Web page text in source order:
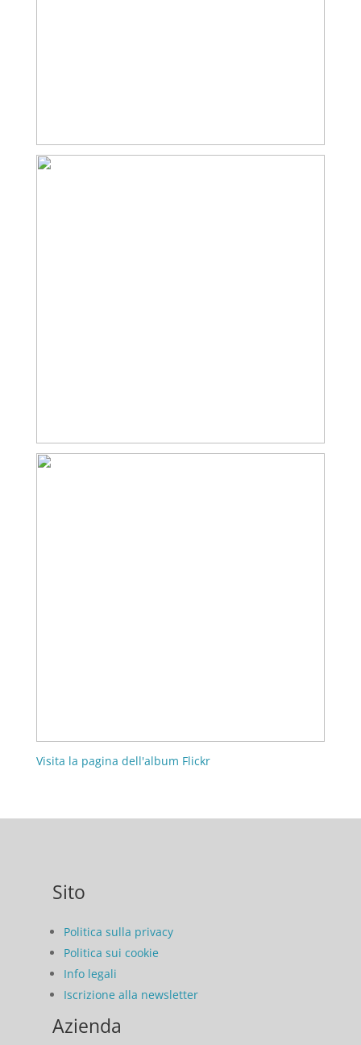
Visita la pagina dell'album Flickr
Sito
Politica sulla privacy
Politica sui cookie
Info legali
Iscrizione alla newsletter
Azienda